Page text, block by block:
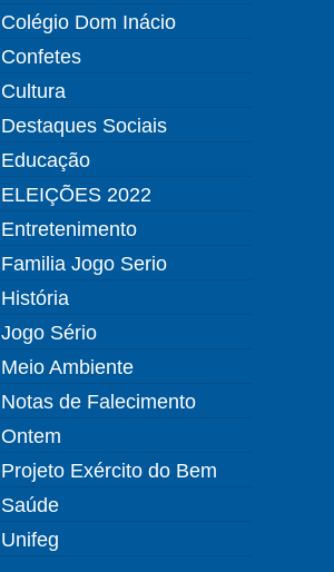
Colégio Dom Inácio
Confetes
Cultura
Destaques Sociais
Educação
ELEIÇÕES 2022
Entretenimento
Familia Jogo Serio
História
Jogo Sério
Meio Ambiente
Notas de Falecimento
Ontem
Projeto Exército do Bem
Saúde
Unifeg